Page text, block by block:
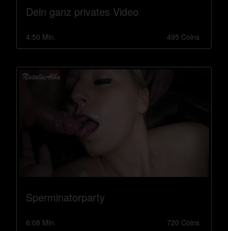
Dein ganz privates Video
4:50 Min. 495 Coins
Sperminatorparty
6:08 Min. 720 Coins